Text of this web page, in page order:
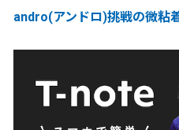
andro(アンドロ)挑戦の微粘